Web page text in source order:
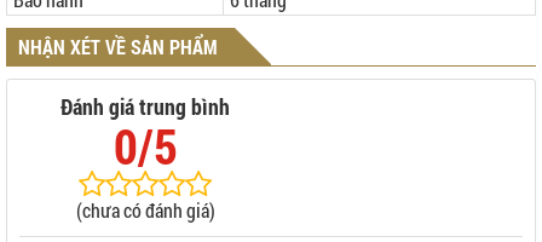
NHẬN XÉT VỀ SẢN PHẨM
Đánh giá trung bình
0/5
(chưa có đánh giá)